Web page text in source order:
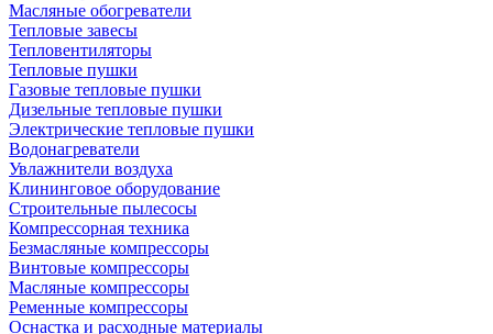
Масляные обогреватели
Тепловые завесы
Тепловентиляторы
Тепловые пушки
Газовые тепловые пушки
Дизельные тепловые пушки
Электрические тепловые пушки
Водонагреватели
Увлажнители воздуха
Клининговое оборудование
Строительные пылесосы
Компрессорная техника
Безмасляные компрессоры
Винтовые компрессоры
Масляные компрессоры
Ременные компрессоры
Оснастка и расходные материалы